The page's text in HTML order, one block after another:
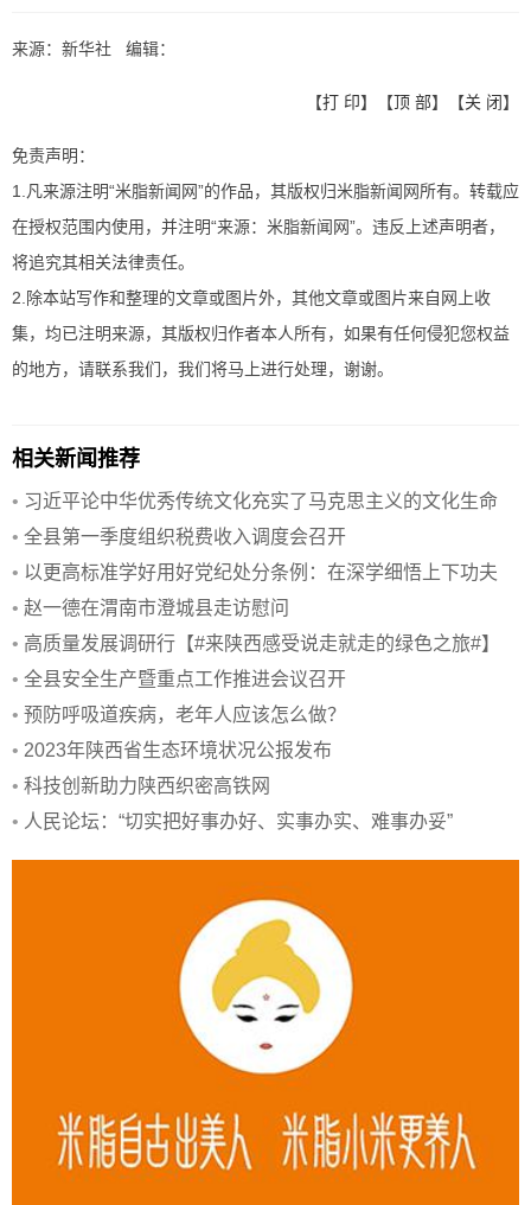
来源：新华社 编辑：
【打 印】【顶 部】【关 闭】
免责声明：
1.凡来源注明“米脂新闻网”的作品，其版权归米脂新闻网所有。转载应
在授权范围内使用，并注明“来源：米脂新闻网”。违反上述声明者，
将追究其相关法律责任。
2.除本站写作和整理的文章或图片外，其他文章或图片来自网上收
集，均已注明来源，其版权归作者本人所有，如果有任何侵犯您权益
的地方，请联系我们，我们将马上进行处理，谢谢。
相关新闻推荐
• 习近平论中华优秀传统文化充实了马克思主义的文化生命
• 全县第一季度组织税费收入调度会召开
• 以更高标准学好用好党纪处分条例：在深学细悟上下功夫
• 赵一德在渭南市澄城县走访慰问
• 高质量发展调研行【#来陕西感受说走就走的绿色之旅#】
• 全县安全生产暨重点工作推进会议召开
• 预防呼吸道疾病，老年人应该怎么做？
• 2023年陕西省生态环境状况公报发布
• 科技创新助力陕西织密高铁网
• 人民论坛：“切实把好事办好、实事办实、难事办妥”